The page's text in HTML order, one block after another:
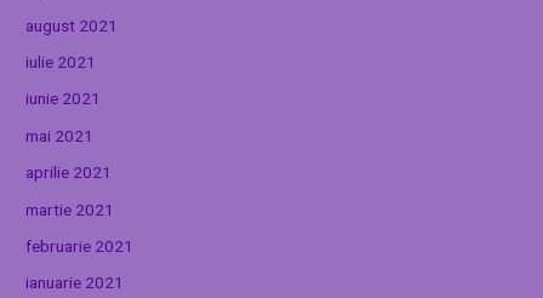
august 2021
iulie 2021
iunie 2021
mai 2021
aprilie 2021
martie 2021
februarie 2021
ianuarie 2021